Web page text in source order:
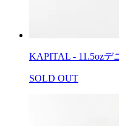
KAPITAL - 11.5ozデ
SOLD OUT